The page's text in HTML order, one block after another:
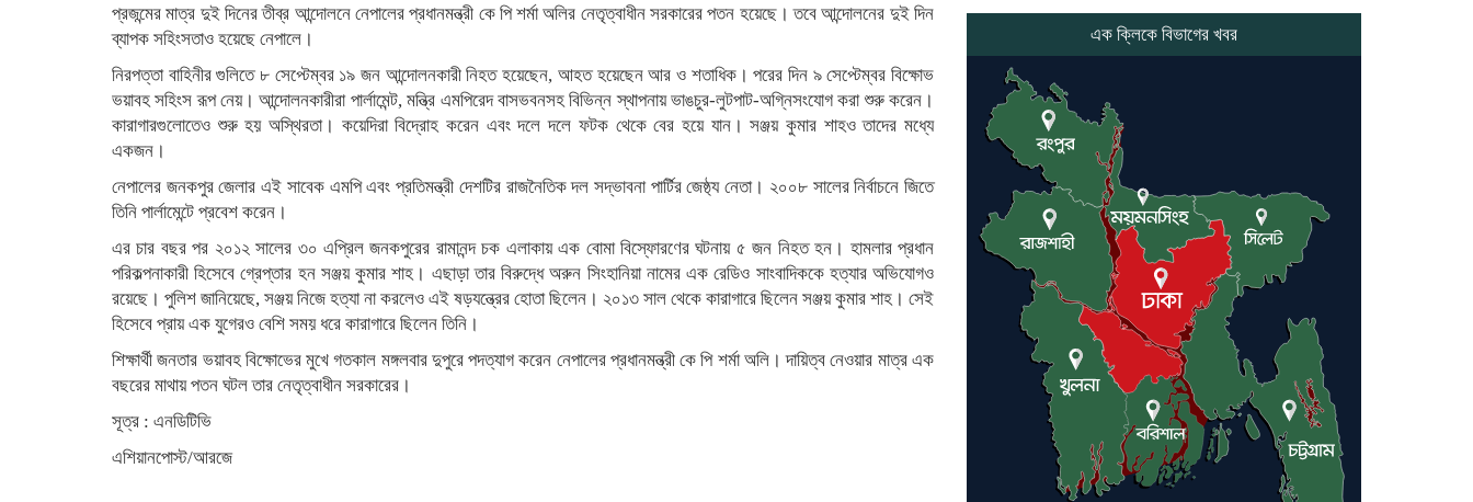
প্রজন্মের মাত্র দুই দিনের তীব্র আন্দোলনে নেপালের প্রধানমন্ত্রী কে পি শর্মা অলির নেতৃত্বাধীন সরকারের পতন হয়েছে। তবে আন্দোলনের দুই দিন
ব্যাপক সহিংসতাও হয়েছে নেপালে।
নিরপত্তা বাহিনীর গুলিতে ৮ সেপ্টেম্বর ১৯ জন আন্দোলনকারী নিহত হয়েছেন, আহত হয়েছেন আর ও শতাধিক। পরের দিন ৯ সেপ্টেম্বর বিক্ষোভ
ভয়াবহ সহিংস রূপ নেয়। আন্দোলনকারীরা পার্লামেন্ট, মন্ত্রি এমপিরেদ বাসভবনসহ বিভিন্ন স্থাপনায় ভাঙচুর-লুটপাট-অগ্নিসংযোগ করা শুরু করেন।
কারাগারগুলোতেও শুরু হয় অস্থিরতা। কয়েদিরা বিদ্রোহ করেন এবং দলে দলে ফটক থেকে বের হয়ে যান। সঞ্জয় কুমার শাহও তাদের মধ্যে
একজন।
নেপালের জনকপুর জেলার এই সাবেক এমপি এবং প্রতিমন্ত্রী দেশটির রাজনৈতিক দল সদ্ভাবনা পার্টির জেষ্ঠ্য নেতা। ২০০৮ সালের নির্বাচনে জিতে
তিনি পার্লামেন্টে প্রবেশ করেন।
এর চার বছর পর ২০১২ সালের ৩০ এপ্রিল জনকপুরের রামানন্দ চক এলাকায় এক বোমা বিস্ফোরণের ঘটনায় ৫ জন নিহত হন। হামলার প্রধান
পরিকল্পনাকারী হিসেবে গ্রেপ্তার হন সঞ্জয় কুমার শাহ। এছাড়া তার বিরুদ্ধে অরুন সিংহানিয়া নামের এক রেডিও সাংবাদিককে হত্যার অভিযোগও
রয়েছে। পুলিশ জানিয়েছে, সঞ্জয় নিজে হত্যা না করলেও এই ষড়যন্ত্রের হোতা ছিলেন। ২০১৩ সাল থেকে কারাগারে ছিলেন সঞ্জয় কুমার শাহ। সেই
হিসেবে প্রায় এক যুগেরও বেশি সময় ধরে কারাগারে ছিলেন তিনি।
শিক্ষার্থী জনতার ভয়াবহ বিক্ষোভের মুখে গতকাল মঙ্গলবার দুপুরে পদত্যাগ করেন নেপালের প্রধানমন্ত্রী কে পি শর্মা অলি। দায়িত্ব নেওয়ার মাত্র এক
বছরের মাথায় পতন ঘটল তার নেতৃত্বাধীন সরকারের।
সূত্র : এনডিটিভি
এশিয়ানপোস্ট/আরজে
প্রণালি সবার জন্য উন্মুক্ত: আরাকচি
ট্রাম্প
ইরানে কঠোর হামলা অব্যাহত রাখতে
ট্রাম্পকে আহ্বান সৌদি আরবের
ইরাকসহ মধ্যপ্রাচ্যে ২৪ হামলা চালাল
ইরানপন্থি গোষ্ঠী
হরমুজ প্রণালী সুরক্ষায় মিত্ররা সাহায্য
না করলে ন্যাটোর ভবিষ্যৎ খারাপ হবে:
ট্রাম্প
এক ক্লিকে বিভাগের খবর